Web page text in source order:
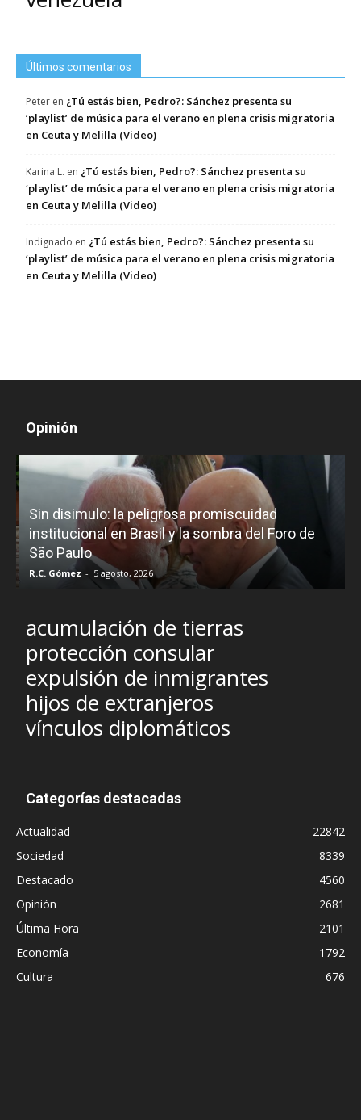
Últimos comentarios
Peter en ¿Tú estás bien, Pedro?: Sánchez presenta su
‘playlist’ de música para el verano en plena crisis migratoria
en Ceuta y Melilla (Video)
Karina L. en ¿Tú estás bien, Pedro?: Sánchez presenta su
‘playlist’ de música para el verano en plena crisis migratoria
en Ceuta y Melilla (Video)
Indignado en ¿Tú estás bien, Pedro?: Sánchez presenta su
‘playlist’ de música para el verano en plena crisis migratoria
en Ceuta y Melilla (Video)
Opinión
Sin disimulo: la peligrosa promiscuidad
institucional en Brasil y la sombra del Foro de
São Paulo
R.C. Gómez 5 agosto, 2026
acumulación de tierras
protección consular
expulsión de inmigrantes
hijos de extranjeros
vínculos diplomáticos
Categorías destacadas
Actualidad
22842
Sociedad
8339
Destacado
4560
Opinión
2681
Última Hora
2101
Economía
1792
Cultura
676